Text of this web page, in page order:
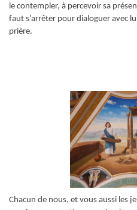
le contempler, à percevoir sa
faut s’arrêter pour dialoguer avec
prière.
Chacun de nous, et vous aussi les